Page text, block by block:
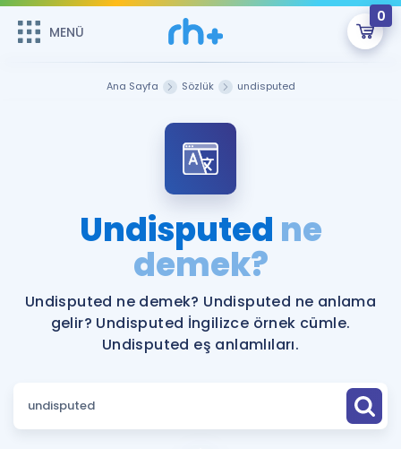
MENÜ
0
Şifremi Hatırlamıyorum
Sepetin Şu An Boş.
Remzi Hoca ile seni sınava hazırlayacak onlarca eğitim seni
bekliyor!
MENÜ
Katılımcı Görüşleri
Faydalı Araçlar
Ücretsiz Kaynaklar
Puan Hesaplama
İngilizce Gramer
Ana Sayfa Sözlük undisputed
Undisputed ne
demek?
Undisputed ne demek? Undisputed ne anlama
gelir? Undisputed İngilizce örnek cümle.
Undisputed eş anlamlıları.